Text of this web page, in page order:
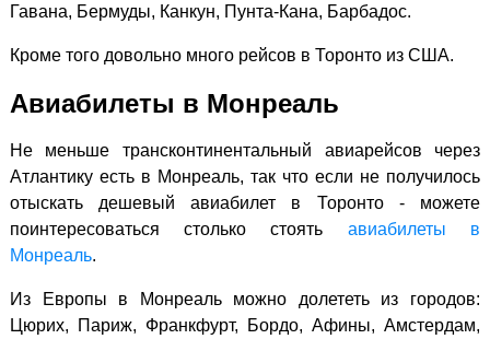
Гавана, Бермуды, Канкун, Пунта-Кана, Барбадос.
Кроме того довольно много рейсов в Торонто из США.
Авиабилеты в Монреаль
Не меньше трансконтинентальный авиарейсов через
Атлантику есть в Монреаль, так что если не получилось
отыскать дешевый авиабилет в Торонто - можете
поинтересоваться столько стоять авиабилеты в
Монреаль.
Из Европы в Монреаль можно долететь из городов:
Цюрих, Париж, Франкфурт, Бордо, Афины, Амстердам,